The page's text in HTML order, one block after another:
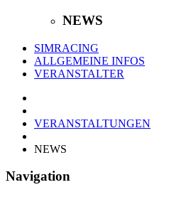
NEWS
SIMRACING
ALLGEMEINE INFOS
VERANSTALTER
VERANSTALTUNGEN
NEWS
Navigation